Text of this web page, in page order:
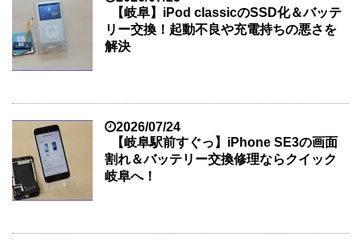
【岐阜】iPod classicのSSD化＆バッテ
リー交換！起動不良や充電持ちの悪さを
解決
2026/07/24
【岐阜駅前すぐっ】iPhone SE3の画面
割れ＆バッテリー交換修理ならクイック
岐阜へ！